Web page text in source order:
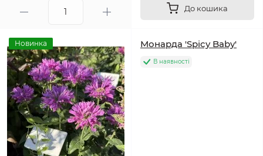
До кошика
Новинка Монарда 'Spicy Baby'
В наявності